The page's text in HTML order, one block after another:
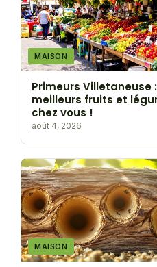
MAISON
Primeurs Villetaneuse
meilleurs fruits et
chez vous !
août 4, 2026
MAISON